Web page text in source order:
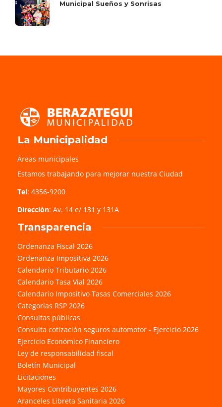
Municipal Sueños y Sonrisas
La Municipalidad
Áreas municipales
Estamos trabajando para mejorar nuestra Ciudad
Tel: 4356-9200
Dirección: Av. 14 e/ 131 y 131A
Transparencia
Ordenanza Fiscal 2026
Ordenanza Impositiva 2026
Calendario Tributario 2026
Calendario Tasa Vial 2026
Calendario Impositivo Tasas Comerciales 2026
Categorías RSP 2026
Consultas públicas
Consulta cotización seguros automotor - Ejercicio 2026
Ejercicio Económico Financiero
Ley de responsabilidad fiscal
Boletín Municipal
Licitaciones
Mayores Contribuyentes 2026
Aranceles Libreta Sanitaria 2026